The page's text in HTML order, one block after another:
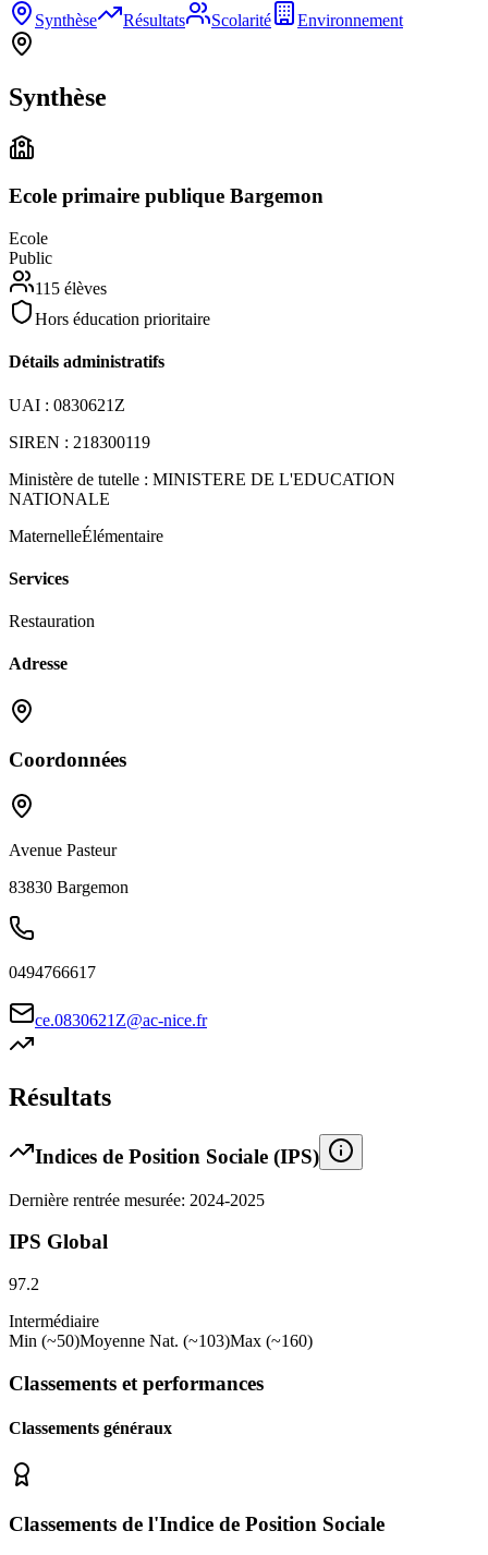
Synthèse
Résultats Scolarité Environnement
Synthèse
Ecole primaire publique Bargemon
Ecole
Public
115 élèves
Hors éducation prioritaire
Détails administratifs
UAI : 0830621Z
SIREN : 218300119
Ministère de tutelle : MINISTERE DE L'EDUCATION
NATIONALE
MaternelleÉlémentaire
Services
Restauration
Adresse
Coordonnées
Avenue Pasteur
83830 Bargemon
0494766617
ce.0830621Z@ac-nice.fr
Résultats
Indices de Position Sociale (IPS)
Dernière rentrée mesurée: 2024-2025
IPS Global
97.2
Intermédiaire
Min (~50)Moyenne Nat. (~103)Max (~160)
Classements et performances
Classements généraux
Classements de l'Indice de Position Sociale